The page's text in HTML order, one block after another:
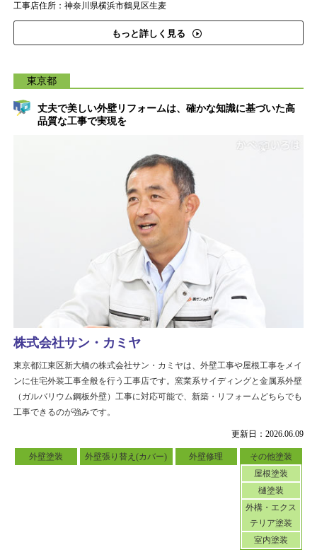
工事店住所：神奈川県横浜市鶴見区生麦
もっと詳しく見る
東京都
丈夫で美しい外壁リフォームは、確かな知識に基づいた高
品質な工事で実現を
更新日：2026.06.09
外壁塗装 外壁張り替え(カバー) 外壁修理
その他塗装
屋根塗装
樋塗装
外構・エクス
テリア塗装
室内塗装
株式会社サン・カミヤ
東京都江東区新大橋の株式会社サン・カミヤは、外壁工事や屋根工事をメイ
ンに住宅外装工事全般を行う工事店です。窯業系サイディングと金属系外壁
（ガルバリウム鋼板外壁）工事に対応可能で、新築・リフォームどちらでも
工事できるのが強みです。